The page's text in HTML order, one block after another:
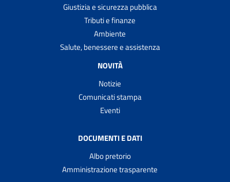
Giustizia e sicurezza pubblica
Tributi e finanze
Ambiente
Salute, benessere e assistenza
NOVITÀ
Notizie
Comunicati stampa
Eventi
DOCUMENTI E DATI
Albo pretorio
Amministrazione trasparente